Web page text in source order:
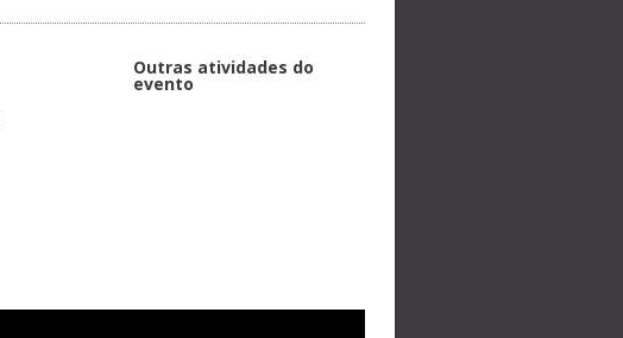
Outras atividades do
evento